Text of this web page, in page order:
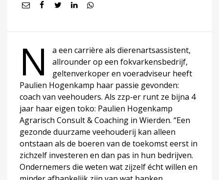
N
a een carrière als dierenartsassistent,
allrounder op een fokvarkensbedrijf,
geltenverkoper en voeradviseur heeft
Paulien Hogenkamp haar passie gevonden:
coach van veehouders. Als zzp-er runt ze bijna 4
jaar haar eigen toko: Paulien Hogenkamp
Agrarisch Consult & Coaching in Wierden. “Een
gezonde duurzame veehouderij kan alleen
ontstaan als de boeren van de toekomst eerst in
zichzelf investeren en dan pas in hun bedrijven.
Ondernemers die weten wat zijzelf écht willen en